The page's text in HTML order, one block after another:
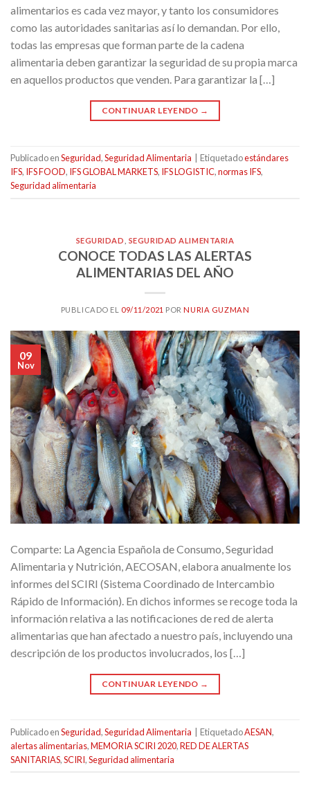
alimentarios es cada vez mayor, y tanto los consumidores
como las autoridades sanitarias así lo demandan. Por ello,
todas las empresas que forman parte de la cadena
alimentaria deben garantizar la seguridad de su propia marca
en aquellos productos que venden. Para garantizar la […]
CONTINUAR LEYENDO →
Publicado enSeguridad,Seguridad Alimentaria Etiquetadoestándares
IFS, IFS FOOD, IFS GLOBAL MARKETS, IFS LOGISTIC,normas IFS,
Seguridad alimentaria
SEGURIDAD SEGURIDAD ALIMENTARIA
CONOCE TODAS LAS ALERTAS
ALIMENTARIAS DEL AÑO
PUBLICADO EL 09/11/2021 PORNURIA GUZMAN
09
Nov
Comparte: La Agencia Española de Consumo, Seguridad
Alimentaria y Nutrición, AECOSAN, elabora anualmente los
informes del SCIRI (Sistema Coordinado de Intercambio
Rápido de Información). En dichos informes se recoge toda la
información relativa a las notificaciones de red de alerta
alimentarias que han afectado a nuestro país, incluyendo una
descripción de los productos involucrados, los […]
CONTINUAR LEYENDO →
Publicado enSeguridad,Seguridad Alimentaria EtiquetadoAESAN,
alertas alimentarias,MEMORIA SCIRI 2020,RED DE ALERTAS
SANITARIAS,SCIRI,Seguridad alimentaria